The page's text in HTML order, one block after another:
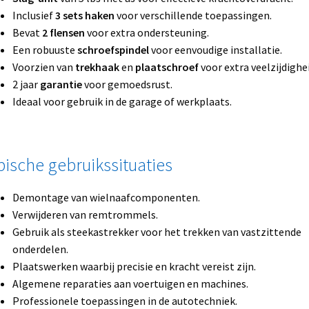
Inclusief3 sets haken voor verschillende toepassingen.
Bevat 2 flensen voor extra ondersteuning.
Een robuuste schroefspindelvoor eenvoudige installatie.
Voorzien van trekhaaken plaatschroefvoor extra
2 jaar garantievoor gemoedsrust.
Ideaal voor gebruik in de garage of werkplaats.
gebruikssituaties
Demontage van wielnaafcomponenten.
Verwijderen van remtrommels.
Gebruik als steekastrekker voor het trekken van vastzittende
onderdelen.
Plaatswerken waarbij precisie en kracht vereist zijn.
Algemene reparaties aan voertuigen en machines.
Professionele toepassingen in de autotechniek.